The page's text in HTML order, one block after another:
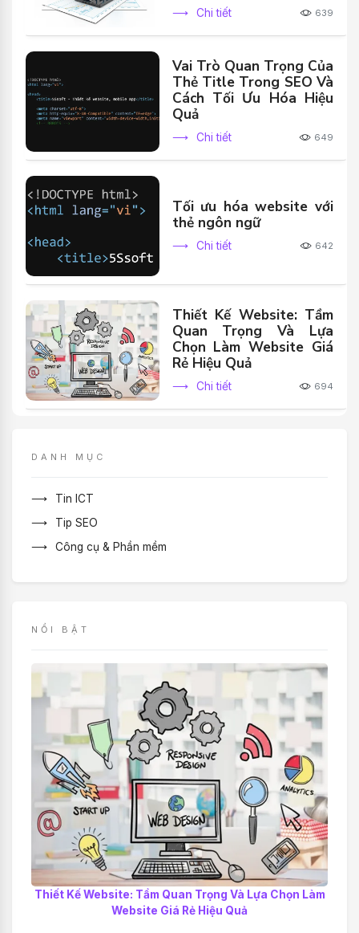
Chi tiết 639
Vai Trò Quan Trọng Của
Thẻ Title Trong SEO Và
Cách Tối Ưu Hóa Hiệu
Quả
Chi tiết 649
Tối ưu hóa website với
thẻ ngôn ngữ
Chi tiết 642
Thiết Kế Website: Tầm
Quan Trọng Và Lựa
Chọn Làm Website Giá
Rẻ Hiệu Quả
Chi tiết 694
DANH MỤC
Tin ICT
Tip SEO
Công cụ & Phần mềm
NỔI BẬT
Thiết Kế Website: Tầm Quan Trọng Và Lựa Chọn Làm
Website Giá Rẻ Hiệu Quả